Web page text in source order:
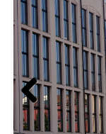
Previous